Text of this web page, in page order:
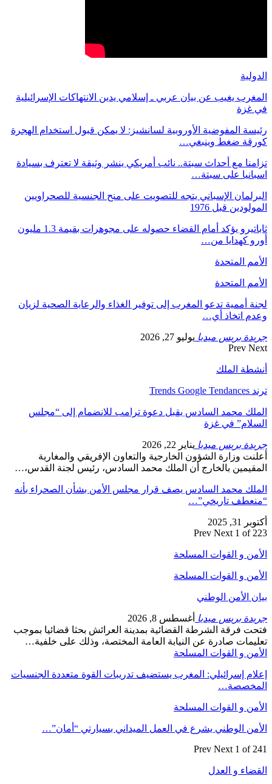
الدولية
المغرب يغيب عن بيان عربي ـ إسلامي يدين الانتهاكات الإسرائيلية
في غزة
رئيسة المفوضية الأوروبية لسانشيز: لا يمكن قبول استخدام الهجرة
كورقة ضغط وينبغي…
تزامنا مع أحداث سبتة.. نائب أمريكي ينشر وثيقة لا تعترف بسيادة
اسبانيا على سبتة…
البرلمان الإسباني يتجه للتصويت على منح الجنسية للصحراويين
المولودين قبل 1976
ثاباتيرو يؤكد أمام القضاء حصوله على مجوهرات بقيمة 1.3 مليون
أورو كهدايا من…
الأمم المتحدة
الأمم المتحدة
لجنة أممية تدعو المغرب إلى توفير الغذاء والرعاية الصحية لزيان
وعدم اتخاذ أي…
جريدة بريس ميديا يوليو 27, 2026
Prev Next
أنشطة الملك
ترند Trends Google Tendances
الملك محمد السادس يقبل دعوة ترامب للانضمام إلى “مجلس
السلام” في غزة
جريدة بريس ميديا يناير 22, 2026
أعلنت وزارة الشؤون الخارجية والتعاون الإفريقي والمغاربة
المقيمين بالخارج أن الملك محمد السادس، رئيس لجنة القدس،…
الملك محمد السادس يصف قرار مجلس الأمن بشأن الصحراء بأنه
“منعطف تاريخي”…
أكتوبر 31, 2025
Prev Next 1 of 223
الأمن و القوات المسلحة
الأمن و القوات المسلحة
بيان الأمن الوطني
جريدة بريس ميديا أغسطس 8, 2026
فتحت فرقة الشرطة القضائية بمدينة العرائش بحثا قضائيا بموجب
تعليمات صادرة عن النيابة العامة المختصة، وذلك على خلفية…
الأمن و القوات المسلحة
إعلام إسرائيلي: المغرب يستضيف تدريبات القوة متعددة الجنسيات
المخصصة…
الأمن و القوات المسلحة
الأمن الوطني يشرع في العمل الميداني بسيارتي “أمان”…
Prev Next 1 of 241
القضاء و العدل